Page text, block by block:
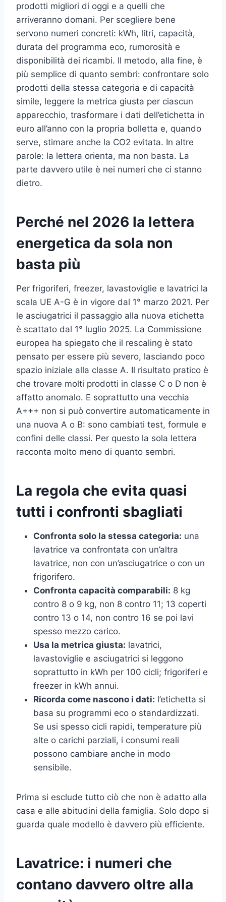
prodotti migliori di oggi e a quelli che
arriveranno domani. Per scegliere bene
servono numeri concreti: kWh, litri, capacità,
durata del programma eco, rumorosità e
disponibilità dei ricambi. Il metodo, alla fine, è
più semplice di quanto sembri: confrontare solo
prodotti della stessa categoria e di capacità
simile, leggere la metrica giusta per ciascun
apparecchio, trasformare i dati dell’etichetta in
euro all’anno con la propria bolletta e, quando
serve, stimare anche la CO2 evitata. In altre
parole: la lettera orienta, ma non basta. La
parte davvero utile è nei numeri che ci stanno
dietro.
Perché nel 2026 la lettera
energetica da sola non
basta più
Per frigoriferi, freezer, lavastoviglie e lavatrici la
scala UE A-G è in vigore dal 1° marzo 2021. Per
le asciugatrici il passaggio alla nuova etichetta
è scattato dal 1° luglio 2025. La Commissione
europea ha spiegato che il rescaling è stato
pensato per essere più severo, lasciando poco
spazio iniziale alla classe A. Il risultato pratico è
che trovare molti prodotti in classe C o D non è
affatto anomalo. E soprattutto una vecchia
A+++ non si può convertire automaticamente in
una nuova A o B: sono cambiati test, formule e
confini delle classi. Per questo la sola lettera
racconta molto meno di quanto sembri.
La regola che evita quasi
tutti i confronti sbagliati
Confronta solo la stessa categoria: una
lavatrice va confrontata con un’altra
lavatrice, non con un’asciugatrice o con un
frigorifero.
Confronta capacità comparabili: 8 kg
contro 8 o 9 kg, non 8 contro 11; 13 coperti
contro 13 o 14, non contro 16 se poi lavi
spesso mezzo carico.
Usa la metrica giusta: lavatrici,
lavastoviglie e asciugatrici si leggono
soprattutto in kWh per 100 cicli; frigoriferi e
freezer in kWh annui.
Ricorda come nascono i dati: l’etichetta si
basa su programmi eco o standardizzati.
Se usi spesso cicli rapidi, temperature più
alte o carichi parziali, i consumi reali
possono cambiare anche in modo
sensibile.
Prima si esclude tutto ciò che non è adatto alla
casa e alle abitudini della famiglia. Solo dopo si
guarda quale modello è davvero più efficiente.
Lavatrice: i numeri che
contano davvero oltre alla